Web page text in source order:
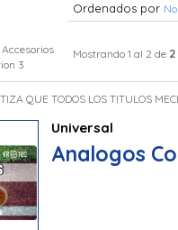
Accesorios
3
Ordenados por
Mostrando 1 al 2 de 2
QUE TODOS LOS TITULOS
Universal
Analogos